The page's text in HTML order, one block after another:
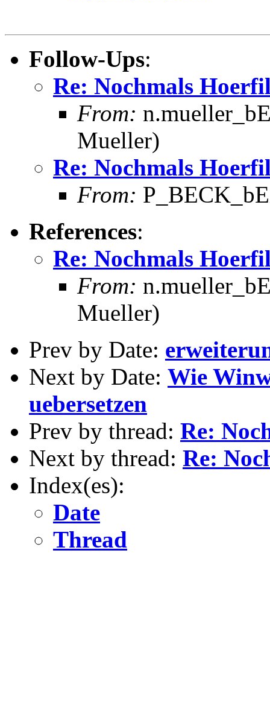
Follow-Ups:
Re: Nochmals
From:
Mueller)
Re: Nochmals
From:
References:
Re: Nochmals
From:
Mueller)
Prev by Date:
Next by Date: Wie
uebersetzen
Prev by thread: Re:
Next by thread: Re:
Index(es):
Date
Thread